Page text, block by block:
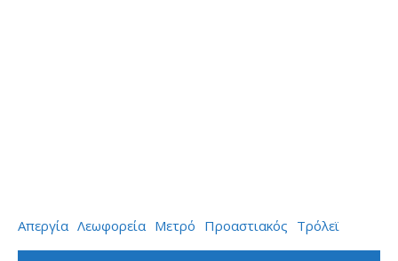
Απεργία Λεωφορεία Μετρό Προαστιακός Τρόλεϊ